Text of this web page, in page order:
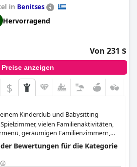
es nicht genügend Aktivitäten für
einige Einrichtungen, wie der
mehr Pflege benötigen. Das All-
der Kinderpool und der Spielplatz
zu einem idealen Ort für einen
in Benitses
Hervorragend
Von 231 $
Preise anzeigen
$
Kinderclub und Babysitting-
vielen Familienaktivitäten,
geräumigen Familienzimmern,
Babyausstattung ist dieses Hotel
Bewertungen für die Kategorie